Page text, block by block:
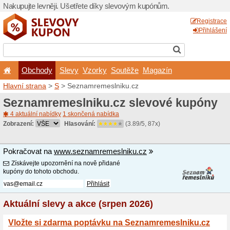
Nakupujte levněji.
Obchody Slevy
Hlavní strana > >